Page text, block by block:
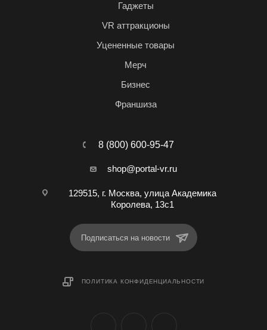
Гаджеты
VR аттракционы
Уцененные товары
Мерч
Бизнес
Франшиза
8 (800) 600-95-47
shop@portal-vr.ru
129515, г. Москва, улица Академика
Королева, 13с1
Подписаться на новости
ПОЛИТИКА КОНФИДЕНЦИАЛЬНОСТИ